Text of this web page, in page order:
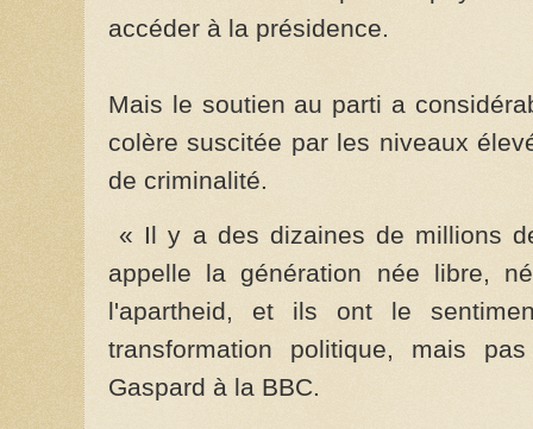
accéder à la présidence.
Mais le soutien au parti a
colère suscitée par les niveaux
de criminalité.
« Il y a des dizaines de millions
appelle la génération née libre,
l'apartheid, et ils ont le
transformation politique, mais
Gaspard à la BBC.